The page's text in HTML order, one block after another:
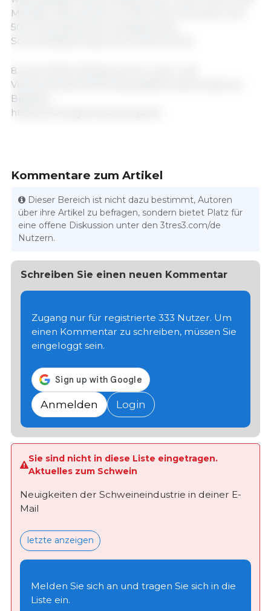
Monaten des Jahres für 47,8 % des Volumens und
50,1 % des Werts der brasilianischen
Schweinefleischexporte verantwortlich.
8. April 2026 / Ministerium für Land- und
Viehwirtschaft des Bundesstaates Santa Catarina /
Brasilien.
https://www.agricultura.sc.gov.br
Kommentare zum Artikel
Dieser Bereich ist nicht dazu bestimmt, Autoren
über ihre Artikel zu befragen, sondern bietet Platz für
eine offene Diskussion unter den 3tres3.com/de
Nutzern.
Schreiben Sie einen neuen Kommentar
Zugang nur für registrierte 333 Nutzer. Um
einen Kommentar zu schreiben, müssen Sie
eingeloggt sein.
Anmelden Login
Sie sind nicht in diese Liste eingetragen.
Aktuelles zum Schwein
Neuigkeiten der Schweineindustrie in deiner E-
Mail
letzte anzeigen
Melden Sie sich an und tragen Sie sich in die
Liste ein.